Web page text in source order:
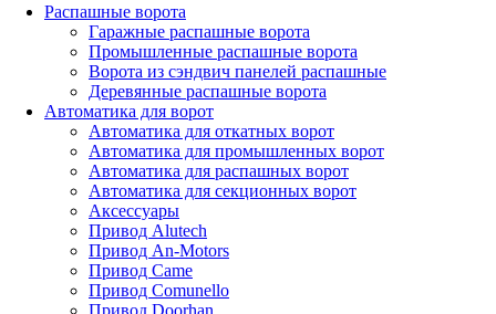
Распашные ворота
Гаражные распашные ворота
Промышленные распашные ворота
Ворота из сэндвич панелей распашные
Деревянные распашные ворота
Автоматика для ворот
Автоматика для откатных ворот
Автоматика для промышленных ворот
Автоматика для распашных ворот
Автоматика для секционных ворот
Аксессуары
Привод Alutech
Привод An-Motors
Привод Came
Привод Comunello
Привод Doorhan